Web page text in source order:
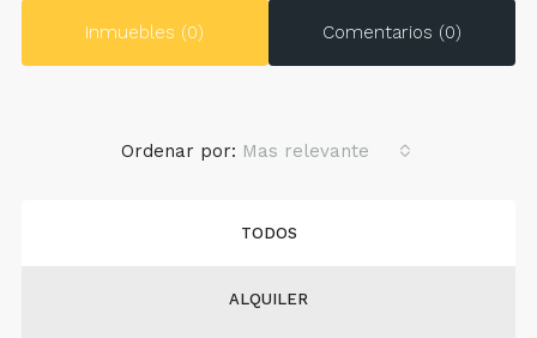
Inmuebles (0) Comentarios (0)
TODOS
ALQUILER
Ordenar por: Mas relevante